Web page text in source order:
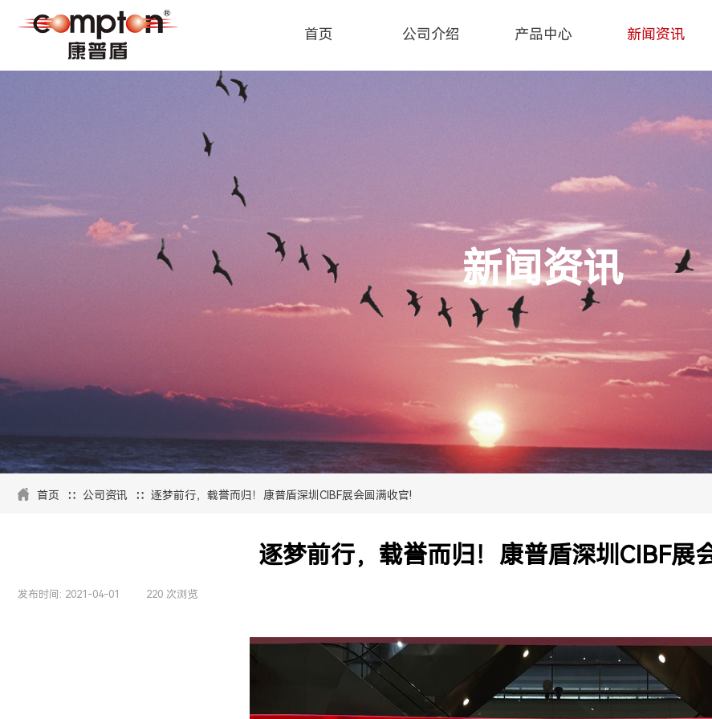
首页 公司介绍 产品中心 新闻资讯
首页
招贤纳士 新闻资讯
首页 ∷ 公司资讯 ∷ 逐梦前行，载誉而归！康普盾深圳CIBF展会圆满收官!
逐梦前行，载誉而归！康普盾深圳CIBF展
发布时间: 2021-04-01 220 次浏览